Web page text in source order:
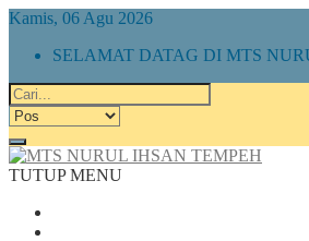
Kamis, 06 Agu 2026
SELAMAT DATAG DI MTS
TUTUP MENU